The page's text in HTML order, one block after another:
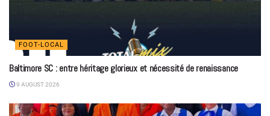
FOOT-LOCAL
Baltimore SC : entre héritage glorieux et nécessité de renaissance
9 AUGUST 2026